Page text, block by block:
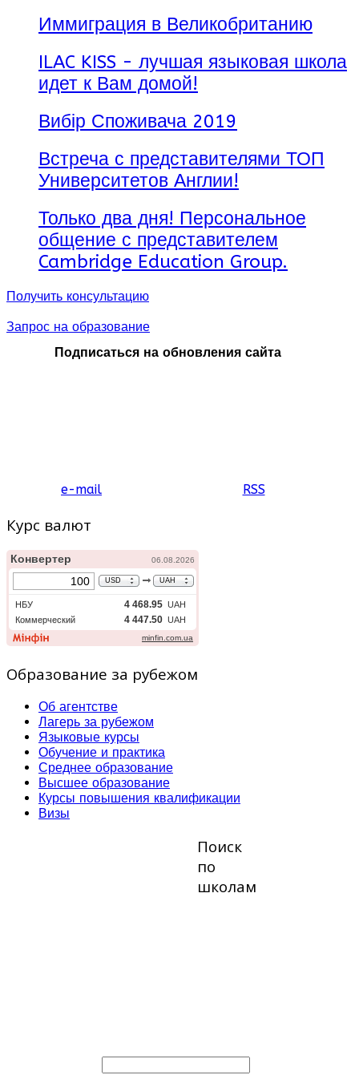
Иммиграция в Великобританию
ILAC KISS - лучшая языковая школа
идет к Вам домой!
Вибір Споживача 2019
Встреча с представителями ТОП
Университетов Англии!
Только два дня! Персональное
общение с представителем
Cambridge Education Group.
Получить консультацию
Запрос на образование
Подписаться на обновления сайта
e-mail RSS
Курс валют
Образование за рубежом
Об агентстве
Лагерь за рубежом
Языковые курсы
Обучение и практика
Среднее образование
Высшее образование
Курсы повышения квалификации
Визы
Поиск
по
школам